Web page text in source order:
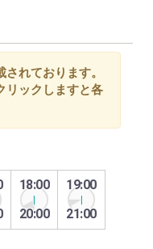
れております。
リックしますと各
18:00
20:00
19:00
21:00